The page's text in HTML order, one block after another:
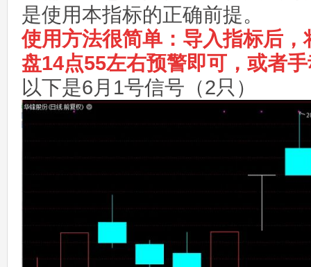
是使用本指标的正确前提。
使用方法很简单：导入指标后
盘14点55左右预警即可，或者
以下是6月1号信号（2只）